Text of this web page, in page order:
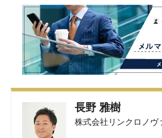
長野 雅樹
株式会社リンクロノヴ